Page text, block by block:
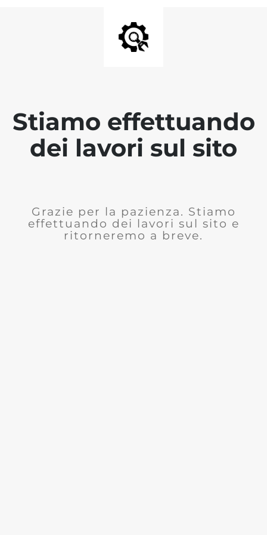
Stiamo effettuando
dei lavori sul sito
Grazie per la pazienza. Stiamo
effettuando dei lavori sul sito e
ritorneremo a breve.